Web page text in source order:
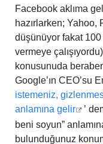
Facebook aklıma
hazırlarken; Yahoo,
düşünüyor fakat
vermeye
konusunuda
Google’ın CEO’su
istemeniz,
anlamına gelir
’
beni soyun”
bulunduğunuz